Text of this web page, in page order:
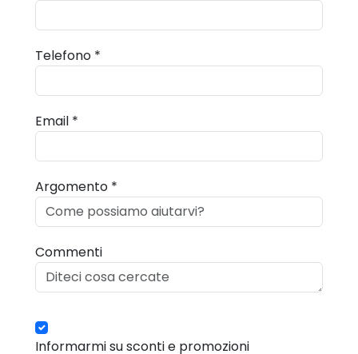
Telefono *
Email *
Argomento *
Commenti
Informarmi su sconti e promozioni